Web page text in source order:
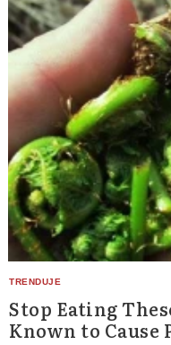
Stop Eating
Known to Cause